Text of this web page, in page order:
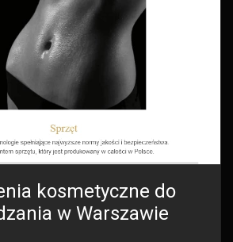
kosmetyczne do
w Warszawie